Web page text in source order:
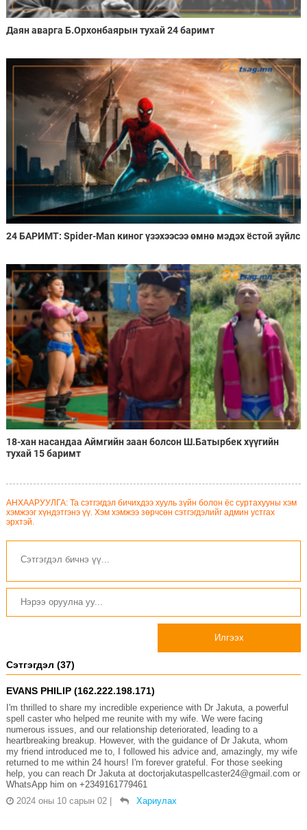
Даян аварга Б.Орхонбаярын тухай 24 баримт
24 БАРИМТ: Spider-Man киног үзэхээсээ өмнө мэдэх ёстой зүйлс
18-хан насандаа Аймгийн заан болсон Ш.Батырбек хүүгийн
тухай 15 баримт
АНХААРУУЛГА: Та сэтгэгдэл бичихдээ хууль зүйн болон ёс суртахууны хэм
хэмжээг хүндэтгэнэ үү. Хэм хэмжээ зөрчсөн сэтгэгдэлийг админ устгах
эрхтэй.
Илгээх
Сэтгэгдэл (37)
EVANS PHILIP (162.222.198.171)
I'm thrilled to share my incredible experience with Dr Jakuta, a powerful
spell caster who helped me reunite with my wife. We were facing
numerous issues, and our relationship deteriorated, leading to a
heartbreaking breakup. However, with the guidance of Dr Jakuta, whom
my friend introduced me to, I followed his advice and, amazingly, my wife
returned to me within 24 hours! I'm forever grateful. For those seeking
help, you can reach Dr Jakuta at doctorjakutaspellcaster24@gmail.com or
WhatsApp him on +2349161779461
2024 оны 10 сарын 02 | Хариулах